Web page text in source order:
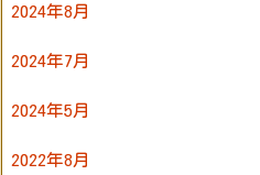
2024年8月
2024年7月
2024年5月
2022年8月